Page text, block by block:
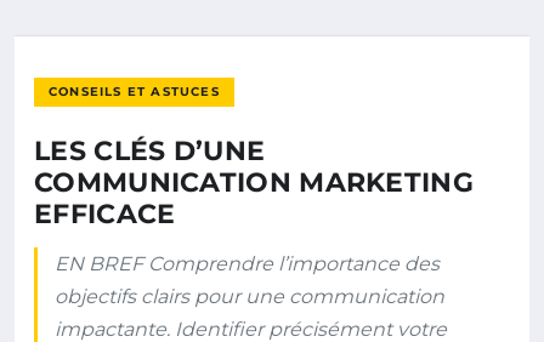
CONSEILS ET ASTUCES
LES CLÉS D’UNE
COMMUNICATION MARKETING
EFFICACE
EN BREF Comprendre l’importance des
objectifs clairs pour une communication
impactante. Identifier précisément votre